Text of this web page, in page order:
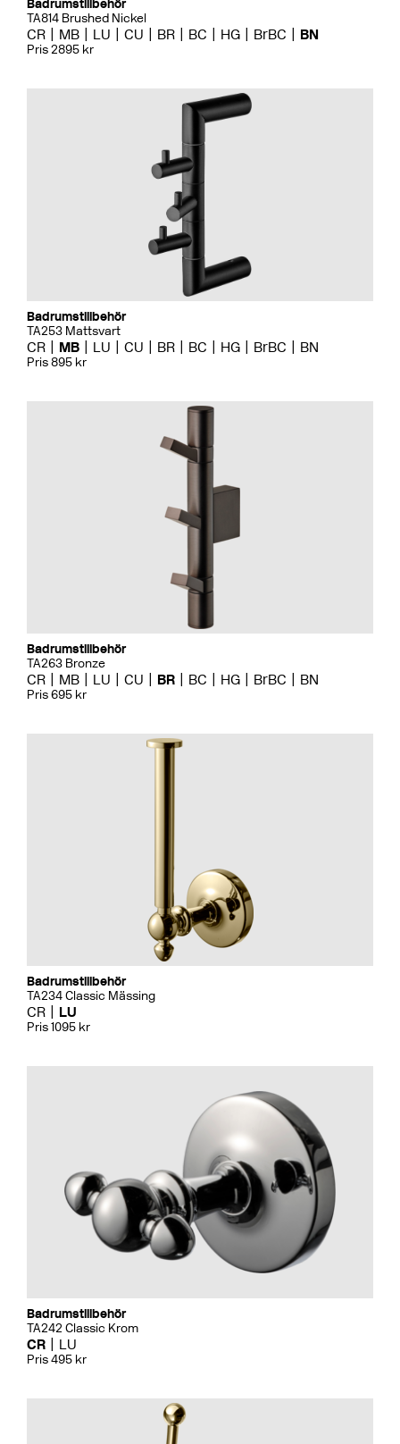
Badrumstillbehör
TA814 Brushed Nickel
CR MB LU CU BR BC HG BrBC BN
Pris 2895 kr
Badrumstillbehör
TA253 Mattsvart
CR MB LU CU BR BC HG BrBC BN
Pris 895 kr
Badrumstillbehör
TA263 Bronze
CR MB LU CU BR BC HG BrBC BN
Pris 695 kr
Badrumstillbehör
TA234 Classic Mässing
CR LU
Pris 1095 kr
Badrumstillbehör
TA242 Classic Krom
CR LU
Pris 495 kr